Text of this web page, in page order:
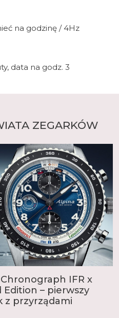
na godzinę / 4Hz
data na godz. 3
ZEGARKÓW
IFR x
– pierwszy
z przyrządami